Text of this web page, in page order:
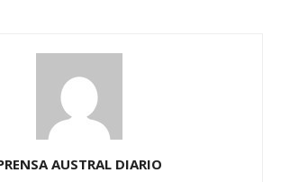
AUSTRAL DIARIO